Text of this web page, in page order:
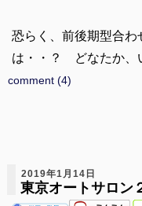
恐らく、前後期型合
は・・？ どなたか、
comment (4)
2019年1月14日
東京オートサロン